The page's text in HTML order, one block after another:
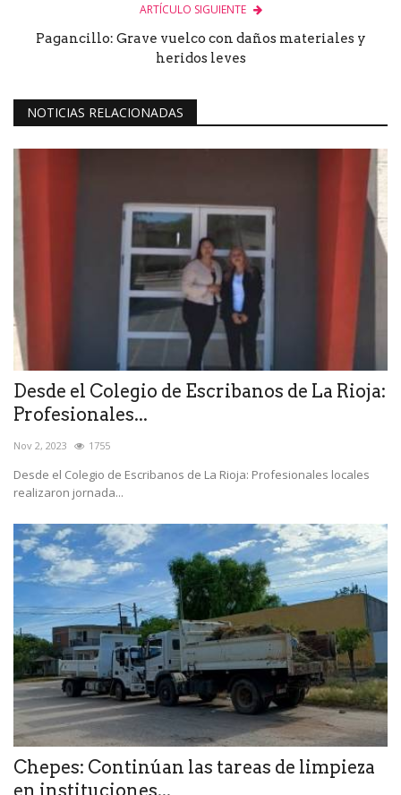
ARTÍCULO SIGUIENTE
Pagancillo: Grave vuelco con daños materiales y
heridos leves
NOTICIAS RELACIONADAS
Desde el Colegio de Escribanos de La Rioja:
Profesionales...
Nov 2, 2023 1755
Desde el Colegio de Escribanos de La Rioja: Profesionales locales
realizaron jornada...
Chepes: Continúan las tareas de limpieza
en instituciones...